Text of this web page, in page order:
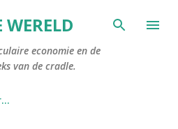
Doorgaan naar hoofdcontent
economie en de
van de cradle.